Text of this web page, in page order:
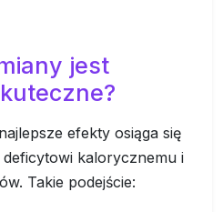
jest
efekty osiąga się
kalorycznemu i
Takie podejście: